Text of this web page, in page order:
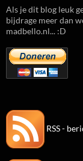
Als je dit blog leuk
bijdrage meer dan
madbello.nl... :D
RSS -